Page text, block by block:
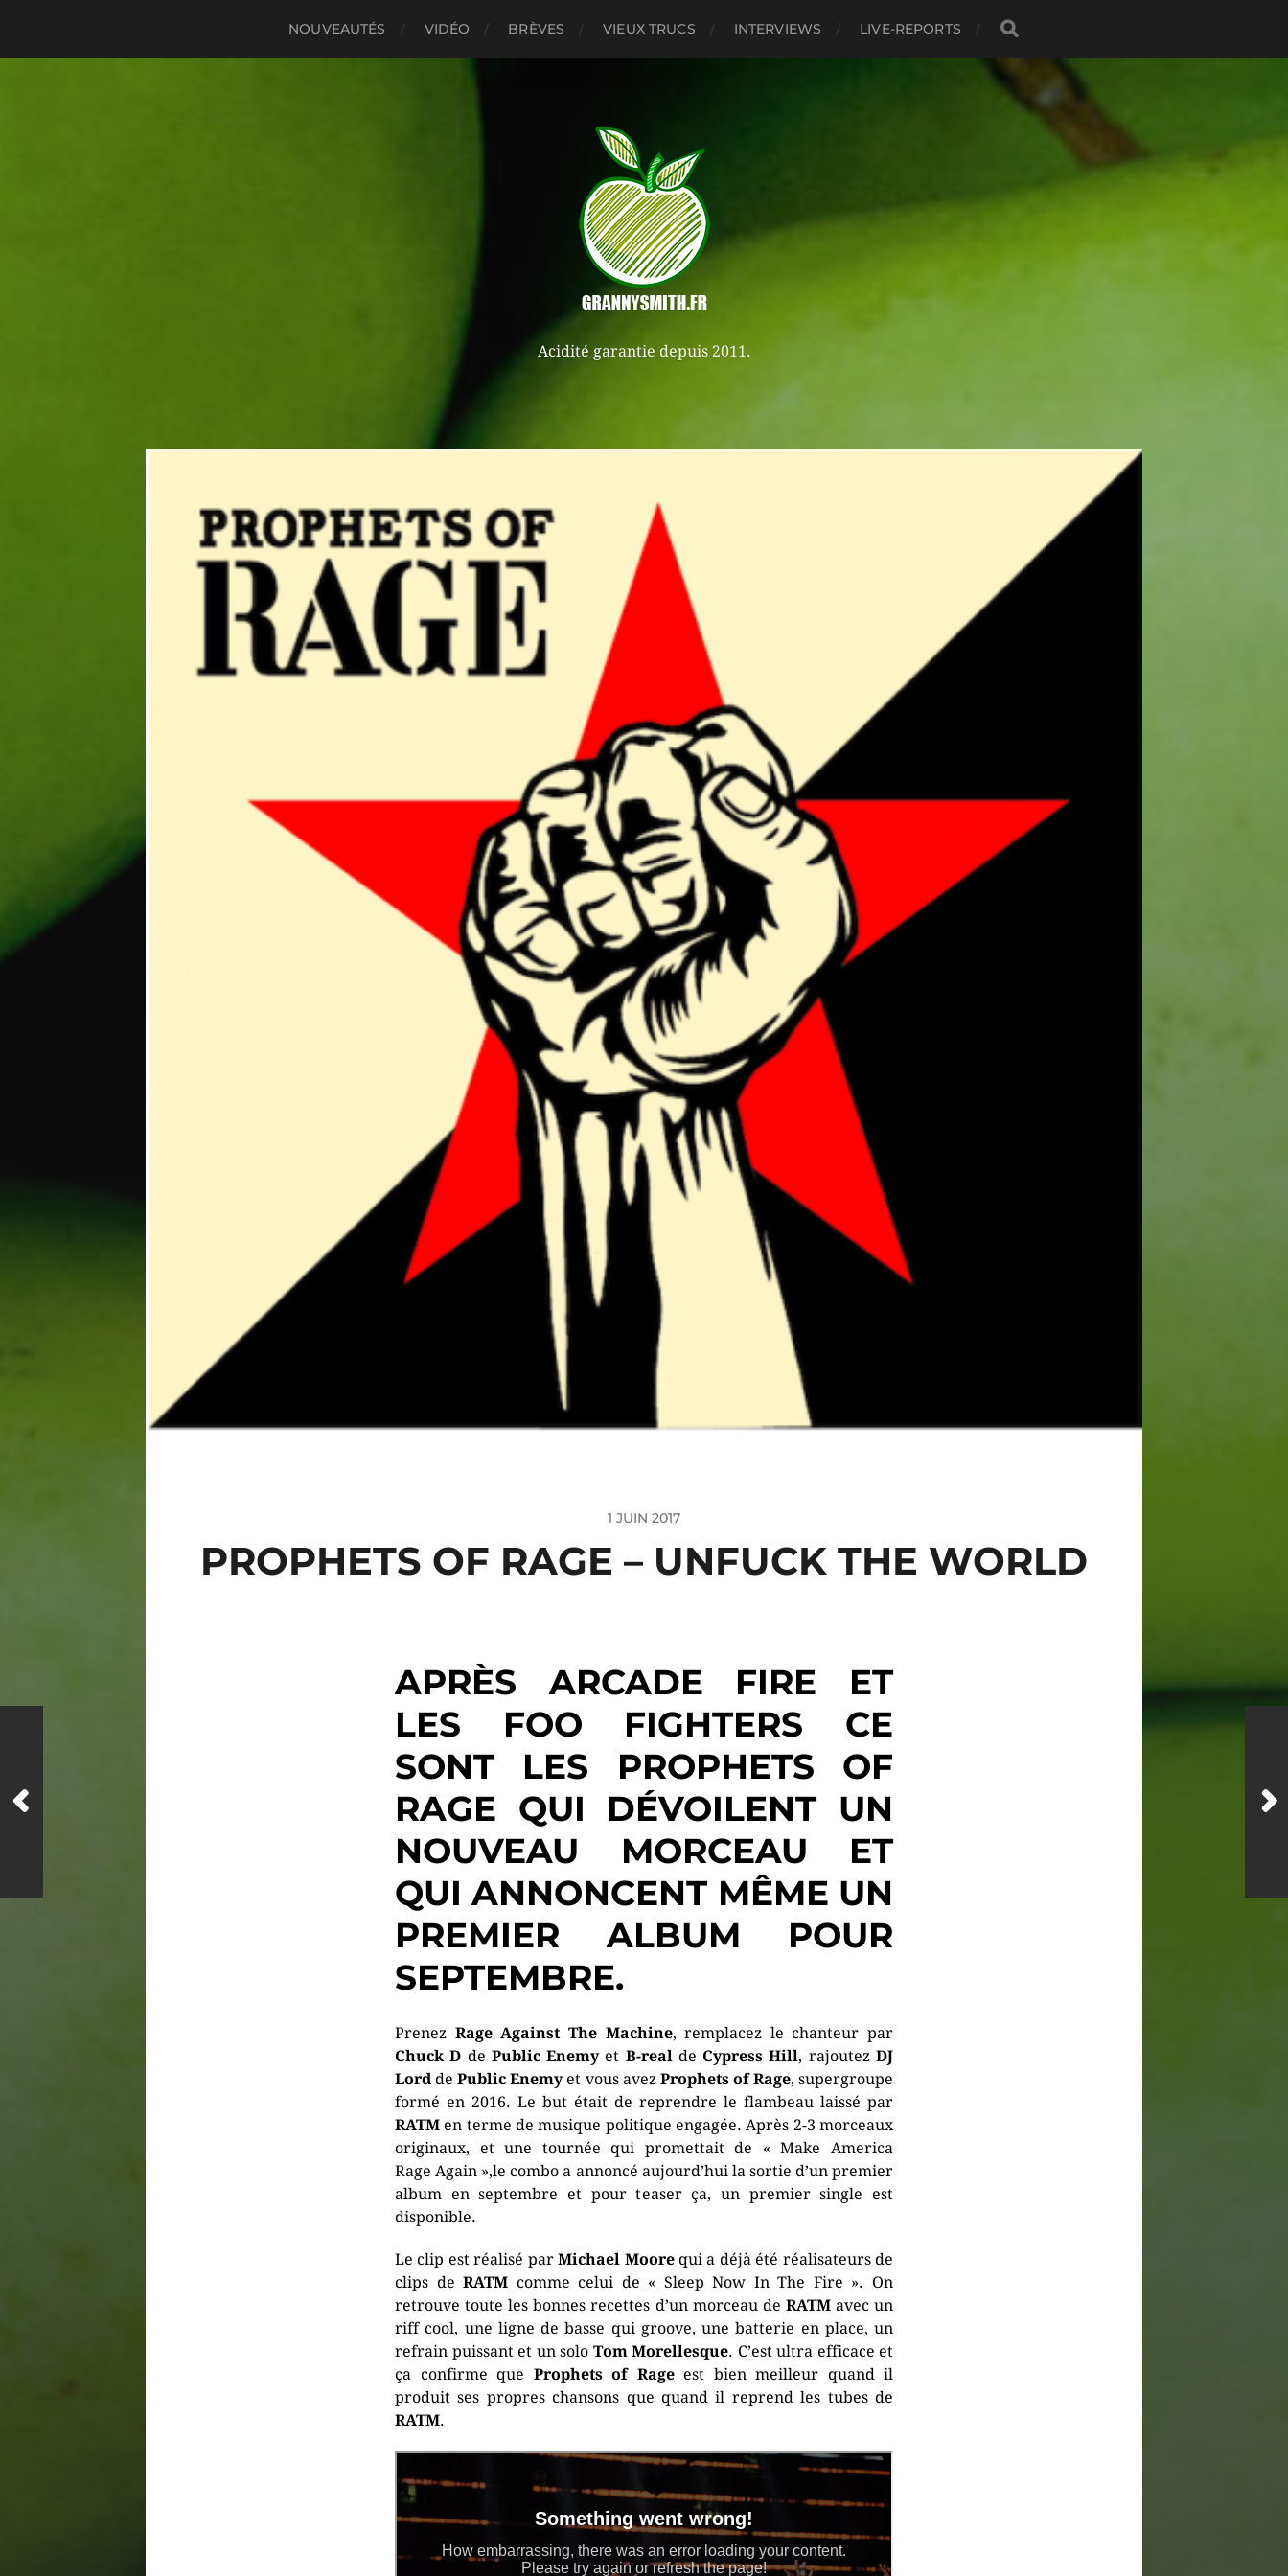
NOUVEAUTÉS VIDÉO BRÈVES VIEUX TRUCS INTERVIEWS LIVE-REPORTS
Acidité garantie depuis 2011.
1 JUIN 2017
PROPHETS OF RAGE – UNFUCK THE WORLD
APRÈS ARCADE FIRE ET
LES FOO FIGHTERS CE
SONT LES PROPHETS OF
RAGE QUI DÉVOILENT UN
NOUVEAU MORCEAU ET
QUI ANNONCENT MÊME UN
PREMIER ALBUM POUR
SEPTEMBRE.
Prenez Rage Against The Machine, remplacez le chanteur par
Chuck D de Public Enemyet B-real de Cypress Hill, rajoutezDJ
Lord dePublic Enemyet vous avez Prophets of Rage, supergroupe
formé en 2016. Le but était de reprendre le flambeau laissé par
RATM en terme de musique politique engagée. Après 2-3 morceaux
originaux, et une tournée qui promettait de « Make America
Rage Again »,le combo a annoncé aujourd’hui la sortie d’un premier
album en septembre et pour teaser ça, un premier single est
disponible.
Le clip est réalisé parMichael Moorequi a déjà été réalisateurs de
clips deRATM comme celui de « Sleep Now In The Fire ». On
retrouve toute les bonnes recettes d’un morceau de RATMavec un
riff cool, une ligne de basse qui groove, une batterie en place, un
refrain puissant et un solo Tom Morellesque. C’est ultra efficace et
ça confirme que Prophets of Rageest bien meilleur quand il
produit ses propres chansons que quand il reprend les tubes de
RATM.